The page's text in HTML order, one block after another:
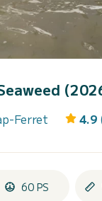
Ferret 4.9
60 PS